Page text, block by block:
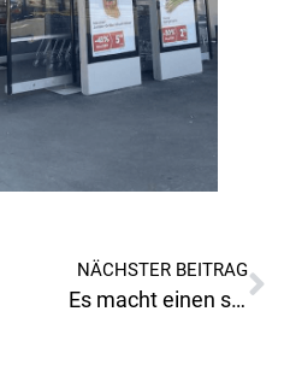
NÄCHSTER BEITRAG
Es macht einen schon sprachlos, so eine Vorgangsweise!